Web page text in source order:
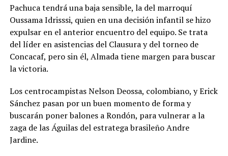
Pachuca tendrá una baja sensible, la del marroquí
Oussama Idrisssi, quien en una decisión infantil se hizo
expulsar en el anterior encuentro del equipo. Se trata
del líder en asistencias del Clausura y del torneo de
Concacaf, pero sin él, Almada tiene margen para buscar
la victoria.
Los centrocampistas Nelson Deossa, colombiano, y Erick
Sánchez pasan por un buen momento de forma y
buscarán poner balones a Rondón, para vulnerar a la
zaga de las Águilas del estratega brasileño Andre
Jardine.